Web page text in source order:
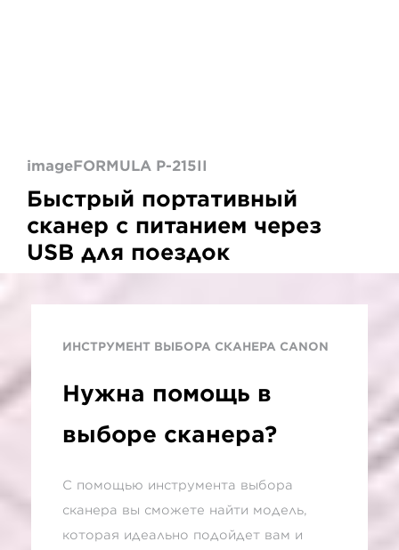
imageFORMULA P-215II
Быстрый портативный
сканер с питанием через
USB для поездок
ИНСТРУМЕНТ ВЫБОРА СКАНЕРА CANON
Нужна помощь в
выборе сканера?
С помощью инструмента выбора
сканера вы сможете найти модель,
которая идеально подойдет вам и